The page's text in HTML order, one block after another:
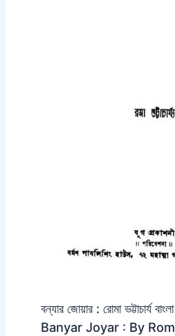
বন্যার জোয়ার : রোমা ভট্টাচার্য
Banyar Joyar : By